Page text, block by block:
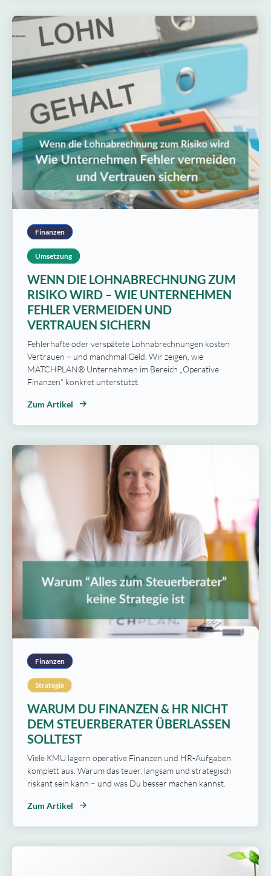
Finanzen
Umsetzung
WENN DIE LOHNABRECHNUNG ZUM
RISIKO WIRD – WIE UNTERNEHMEN
FEHLER VERMEIDEN UND
VERTRAUEN SICHERN
Fehlerhafte oder verspätete Lohnabrechnungen kosten
Vertrauen – und manchmal Geld. Wir zeigen, wie
MATCHPLAN® Unternehmen im Bereich „Operative
Finanzen“ konkret unterstützt.
Zum Artikel
Finanzen
Strategie
WARUM DU FINANZEN & HR NICHT
DEM STEUERBERATER ÜBERLASSEN
SOLLTEST
Viele KMU lagern operative Finanzen und HR-Aufgaben
komplett aus. Warum das teuer, langsam und strategisch
riskant sein kann – und was Du besser machen kannst.
Zum Artikel